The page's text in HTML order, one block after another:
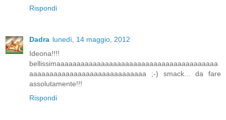
Rispondi
Dadra lunedì, 14 maggio, 2012
Ideona!!!!
bellissimaaaaaaaaaaaaaaaaaaaaaaaaaaaaaaaaaaaaaaaa
aaaaaaaaaaaaaaaaaaaaaaaaaaaaa ;-) smack... da fare
assolutamente!!!
Rispondi